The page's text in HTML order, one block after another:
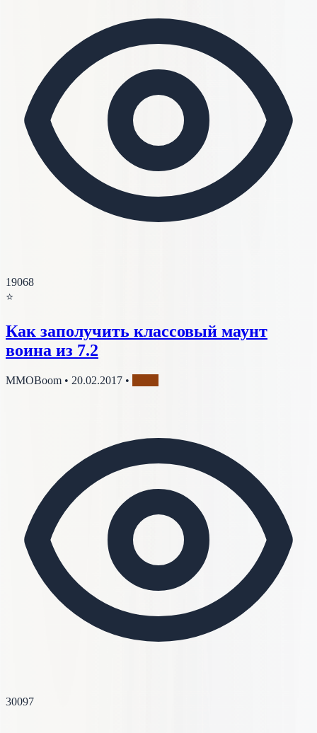
19068
⭐
Как заполучить классовый маунт
воина из 7.2
MMOBoom • 20.02.2017 •
30097